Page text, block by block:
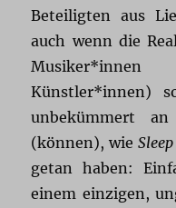
Beteiligten aus
auch wenn die
Künstler*innen)
unbekümmert
(können), wieSleep
getan haben:
einem einzigen,